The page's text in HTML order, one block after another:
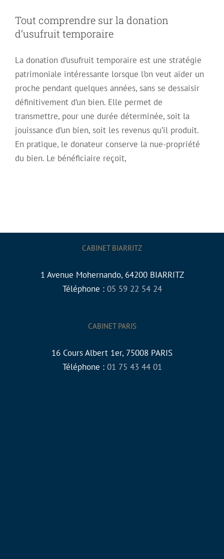
Tout comprendre sur la donation
d’usufruit temporaire
La donation d’usufruit temporaire est une stratégie
patrimoniale intéressante lorsque l’on veut aider un
proche pendant quelques années, sans se dessaisir
définitivement d’un bien. Elle permet de
transmettre, pour une durée déterminée, soit la
jouissance d’un bien, soit les revenus qu’il produit.
En pratique, le donateur conserve la nue-propriété
du bien. Le bénéficiaire reçoit,
CABINET BIARRITZ
1 Avenue Mohernando, 64200 BIARRITZ
Téléphone : 05 59 22 54 24
CABINET PARIS
16 Cours Albert 1er, 75008 PARIS
Téléphone : 01 75 43 44 01